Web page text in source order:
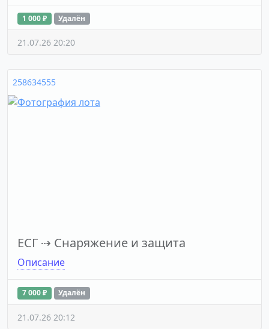
1 000 ₽ Удалён
21.07.26 20:20
258634555
ЕСГ ⇢ Снаряжение и защита
Описание
7 000 ₽ Удалён
21.07.26 20:12